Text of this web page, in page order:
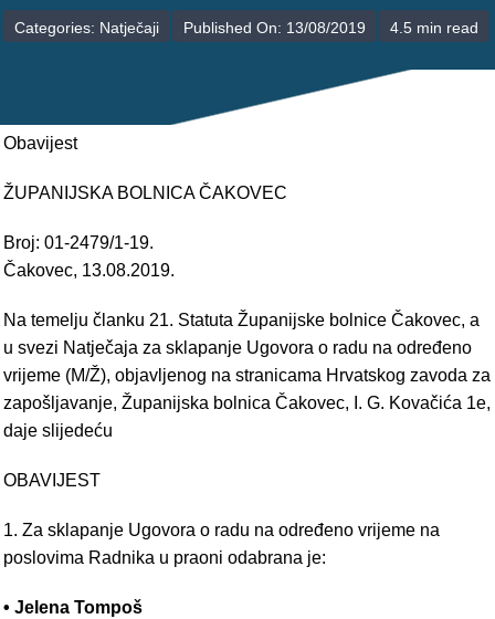
POLIKLINIKE
JEDINICE NEZDRAVSTVENIH DJELATNOSTI
Categories: Natječaji Published On: 13/08/2019 4.5 min read
Obavijest
ŽUPANIJSKA BOLNICA ČAKOVEC
Broj: 01-2479/1-19.
Čakovec, 13.08.2019.
Na temelju članku 21. Statuta Županijske bolnice Čakovec, a
u svezi Natječaja za sklapanje Ugovora o radu na određeno
vrijeme (M/Ž), objavljenog na stranicama Hrvatskog zavoda za
zapošljavanje, Županijska bolnica Čakovec, I. G. Kovačića 1e,
daje slijedeću
OBAVIJEST
1. Za sklapanje Ugovora o radu na određeno vrijeme na
poslovima Radnika u praoni odabrana je:
• Jelena Tompoš